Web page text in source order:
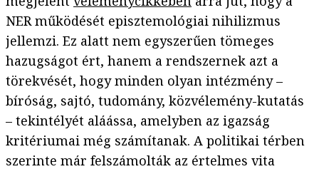
NER működését episztemológiai nihilizmus
jellemzi. Ez alatt nem egyszerűen tömeges
hazugságot ért, hanem a rendszernek azt a
törekvését, hogy minden olyan intézmény –
bíróság, sajtó, tudomány, közvélemény-kutatás
– tekintélyét aláássa, amelyben az igazság
kritériumai még számítanak. A politikai térben
szerinte már felszámolták az értelmes vita